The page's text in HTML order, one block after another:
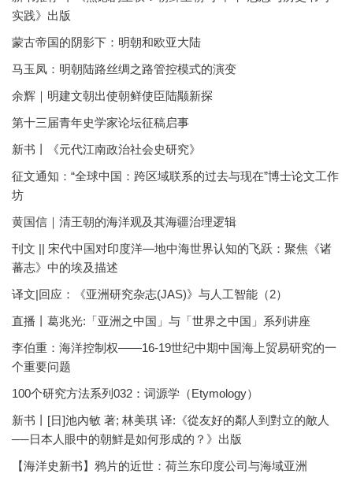
实践》出版
蒙古帝国的阴影下：明朝和欧亚大陆
马玉凤：明朝陆路丝绸之路管控模式的演变
余辉｜明建文朝出使朝鲜使臣陆颙新探
第十三届青年史学家论坛征稿启事
新书丨《元代江南政治社会史研究》
征文通知：“全球中国：跨区域联系的过去与现在”博士论文工作
坊
黄国信｜清王朝的海洋观及其海疆治理逻辑
刊文 || 宋代中国对印度洋—地中海世界认知的飞跃：聚焦《诸
蕃志》中的埃及描述
译文|回应：《亚洲研究杂志(JAS)》与人工智能（2）
直播丨葛兆光:「亚洲之中国」与「世界之中国」系列讲座
李伯重：海洋控制权——16-19世纪中期中国海上贸易研究的一
个重要问题
100个研究方法系列032：词源学（Etymology）
新书丨[日]池內敏 著; 林美琪 译:《從友好的鄰人到對立的敵人
──日本人眼中的朝鮮是如何形成的？》出版
【海洋史新书】鸦片的近世：荷兰东印度公司与海域亚洲